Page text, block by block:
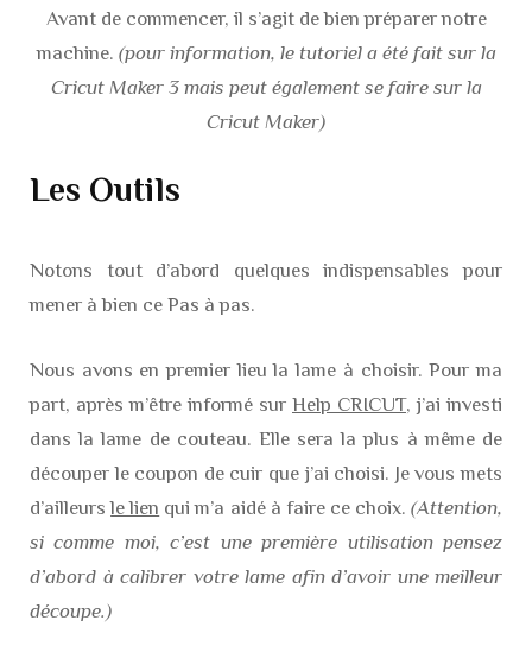
Avant de commencer, il s’agit de bien préparer notre
machine. (pour information, le tutoriel a été fait sur la
Cricut Maker 3 mais peut également se faire sur la
Cricut Maker)
Les Outils
Notons tout d’abord quelques indispensables pour
mener à bien ce Pas à pas.
Nous avons en premier lieu la lame à choisir. Pour ma
part, après m’être informé sur Help CRICUT, j’ai investi
dans la lame de couteau. Elle sera la plus à même de
découper le coupon de cuir que j’ai choisi. Je vous mets
d’ailleursle lien qui m’a aidé à faire ce choix.(Attention,
si comme moi, c’est une première utilisation pensez
d’abord à calibrer votre lame afin d’avoir une meilleur
découpe.)